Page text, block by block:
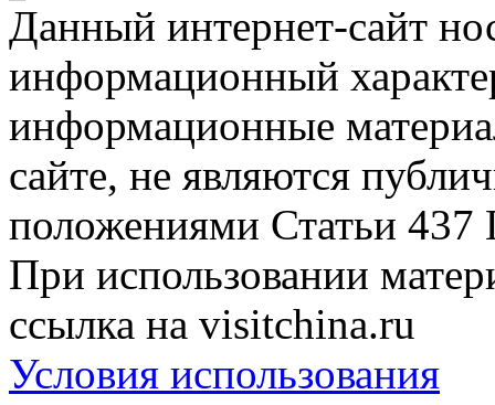
Данный интернет-сайт
информационный
информационные
сайте, не являются
положениями Статьи 437
При использовании
ссылка на visitchina.ru
Условия использования